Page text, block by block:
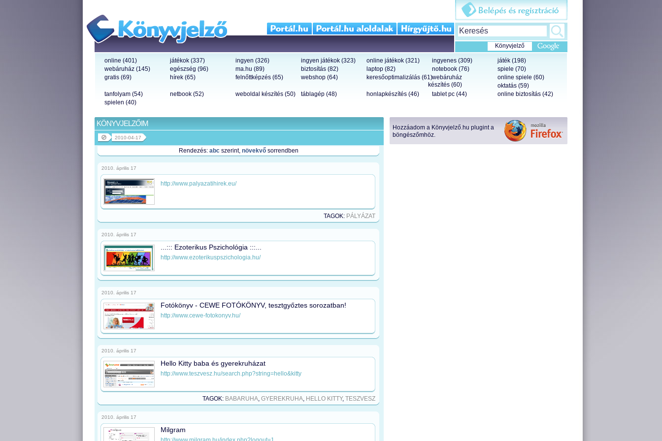
online (401) játékok (337) ingyen (326) ingyen játékok (323) online játékok (321) ingyenes (309)
játék (198)
webáruház (145)
egészség (96) ma.hu (89) biztosítás (82) laptop (82) notebook (76)
spiele (70)
gratis (69)
hírek (65) felnőttképzés (65) webshop (64) keresőoptimalizálás (61)webáruház
készítés (60)
online spiele (60)
oktatás (59)
tanfolyam (54)
netbook (52) weboldal készítés (50) táblagép (48) honlapkészítés (46) tablet pc (44)
online biztosítás (42)
spielen (40)
Könyvjelző
KÖNYVJELZŐIM
2010-04-17
Rendezés: abcszerint, növekvősorrendben
2010. április 17
http://www.palyazatihirek.eu/
TAGOK: PÁLYÁZAT
2010. április 17
...::: Ezoterikus Pszichológia :::...
http://www.ezoterikuspszichologia.hu/
2010. április 17
Fotókönyv - CEWE FOTÓKÖNYV, tesztgyőztes sorozatban!
http://www.cewe-fotokonyv.hu/
2010. április 17
Hello Kitty baba és gyerekruházat
http://www.teszvesz.hu/search.php?string=hello&kitty
TAGOK: BABARUHA, GYEREKRUHA, HELLO KITTY, TESZVESZ
2010. április 17
Milgram
Hozzáadom a Könyvjelző.hu plugint a
böngészőmhöz.